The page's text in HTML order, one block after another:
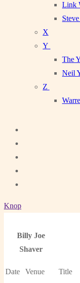
Link
X
Y
The
Neil
Z
Knop
Billy Joe
Shaver
Date Venue Title